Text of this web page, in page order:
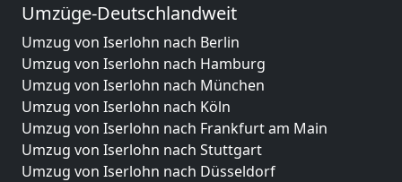
Umzüge-Deutschlandweit
Umzug von Iserlohn nach Berlin
Umzug von Iserlohn nach Hamburg
Umzug von Iserlohn nach München
Umzug von Iserlohn nach Köln
Umzug von Iserlohn nach Frankfurt am Main
Umzug von Iserlohn nach Stuttgart
Umzug von Iserlohn nach Düsseldorf